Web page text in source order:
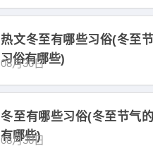
热文冬至有哪些习俗(冬至
习俗有哪些)
08月30日
冬至有哪些习俗(冬至节气
有哪些)
08月30日